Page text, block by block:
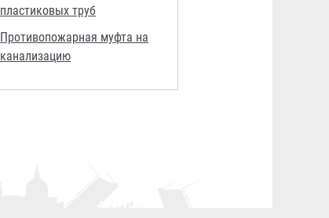
пластиковых труб
Противопожарная муфта на
канализацию